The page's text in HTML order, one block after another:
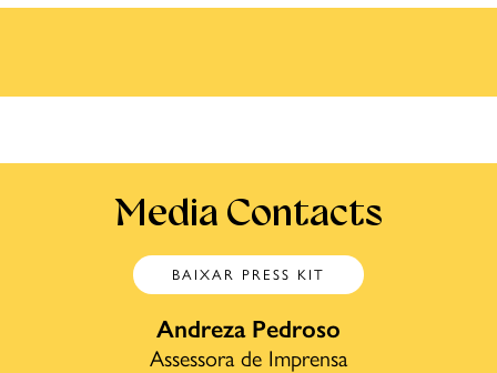
Media Contacts
BAIXAR PRESS KIT
Andreza Pedroso
Assessora de Imprensa